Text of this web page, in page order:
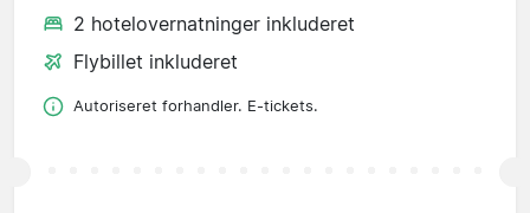
2 hotelovernatninger inkluderet
Flybillet inkluderet
Autoriseret forhandler. E-tickets.